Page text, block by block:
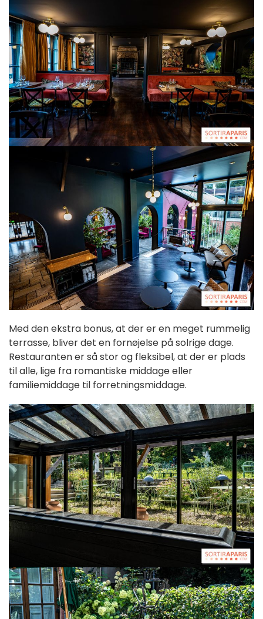
Med den ekstra bonus, at der er en meget rummelig
terrasse, bliver det en fornøjelse på solrige dage.
Restauranten er så stor og fleksibel, at der er plads
til alle, lige fra romantiske middage eller
familiemiddage til forretningsmiddage.